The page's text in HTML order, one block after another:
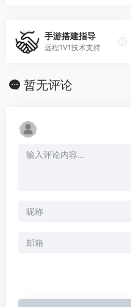
手游搭建指导
远程1V1技术支持
暂无评论